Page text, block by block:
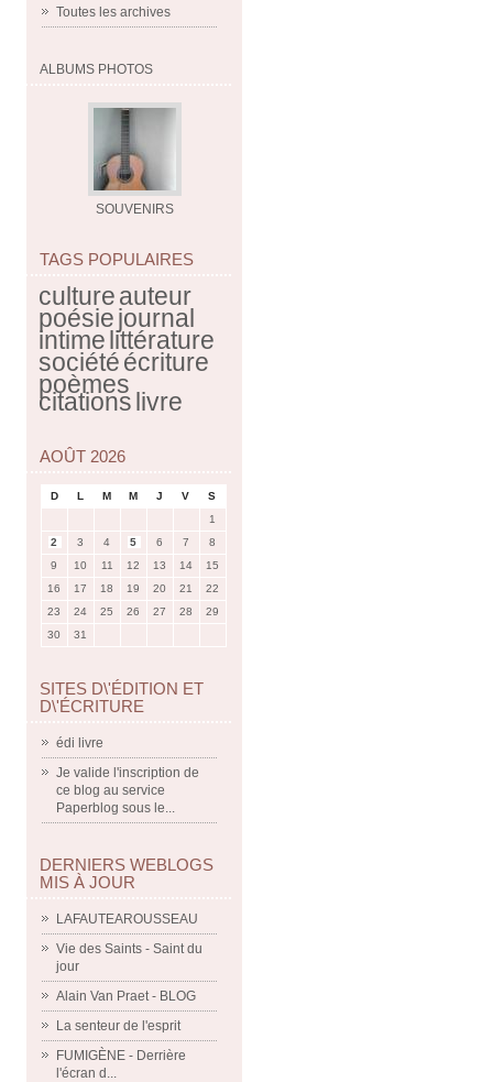
Toutes les archives
ALBUMS PHOTOS
SOUVENIRS
TAGS POPULAIRES
cultureauteur
poésiejournal
intimelittérature
sociétéécriture
poèmes
citationslivre
AOÛT 2026
D L M M J V
S
1
2
3 4 5 6 7
8
9
10 11 12 13 14
15
16
17 18 19 20 21
22
23
24 25 26 27 28
29
30
31
SITES D\'ÉDITION ET
D\'ÉCRITURE
édi livre
Je valide l'inscription de
ce blog au service
Paperblog sous le...
DERNIERS WEBLOGS
MIS À JOUR
LAFAUTEAROUSSEAU
Vie des Saints - Saint du
jour
Alain Van Praet - BLOG
La senteur de l'esprit
FUMIGÈNE - Derrière
l'écran d...